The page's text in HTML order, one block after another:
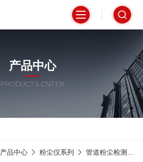
产品中心
PRODUCTS CNTER
产品中心 粉尘仪系列 管道粉尘检测仪